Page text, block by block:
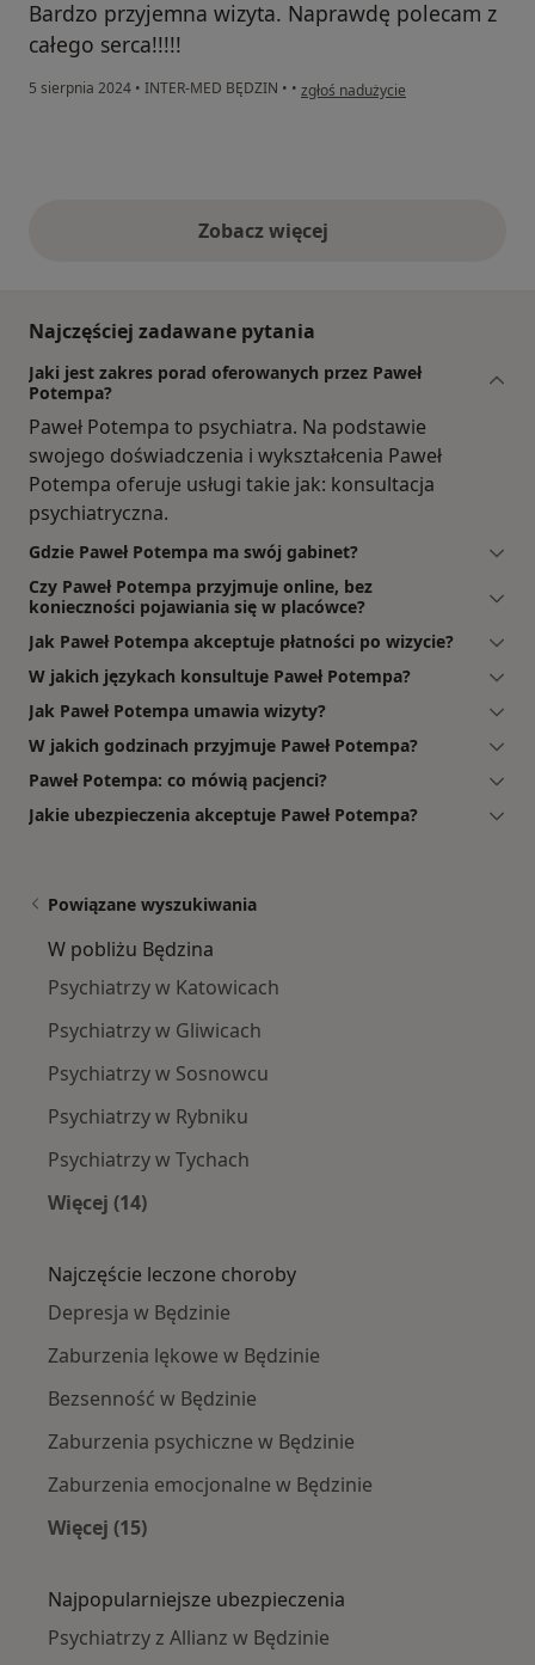
Bardzo przyjemna wizyta. Naprawdę polecam z
całego serca!!!!!
5 sierpnia 2024 • INTER-MED BĘDZIN • • w opinii użytkownika MM
zgłoś nadużycie
Zobacz więcejopinie powyżej
Najczęściej zadawane pytania
Jaki jest zakres porad oferowanych przez Paweł
Potempa?
Paweł Potempa to psychiatra. Na podstawie
swojego doświadczenia i wykształcenia Paweł
Potempa oferuje usługi takie jak: konsultacja
psychiatryczna.
Gdzie Paweł Potempa ma swój gabinet?
Czy Paweł Potempa przyjmuje online, bez
konieczności pojawiania się w placówce?
Jak Paweł Potempa akceptuje płatności po wizycie?
W jakich językach konsultuje Paweł Potempa?
Jak Paweł Potempa umawia wizyty?
W jakich godzinach przyjmuje Paweł Potempa?
Paweł Potempa: co mówią pacjenci?
Jakie ubezpieczenia akceptuje Paweł Potempa?
Powiązane wyszukiwania
W pobliżu Będzina
Psychiatrzy w Katowicach
Psychiatrzy w Gliwicach
Psychiatrzy w Sosnowcu
Psychiatrzy w Rybniku
Psychiatrzy w Tychach
Więcej (14)
Najczęście leczone choroby
Depresja w Będzinie
Zaburzenia lękowe w Będzinie
Bezsenność w Będzinie
Zaburzenia psychiczne w Będzinie
Zaburzenia emocjonalne w Będzinie
Więcej (15)
Najpopularniejsze ubezpieczenia
Psychiatrzy z Allianz w Będzinie